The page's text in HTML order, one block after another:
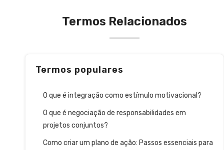
Termos Relacionados
Termos populares
O que é integração como estímulo motivacional?
O que é negociação de responsabilidades em
projetos conjuntos?
Como criar um plano de ação: Passos essenciais para